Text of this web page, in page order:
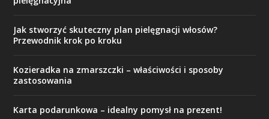
Jak stworzyć skuteczny plan pielęgnacji włosów?
Przewodnik krok po kroku
Kozieradka na zmarszczki – właściwości i sposoby
zastosowania
Karta podarunkowa – idealny pomysł na prezent!